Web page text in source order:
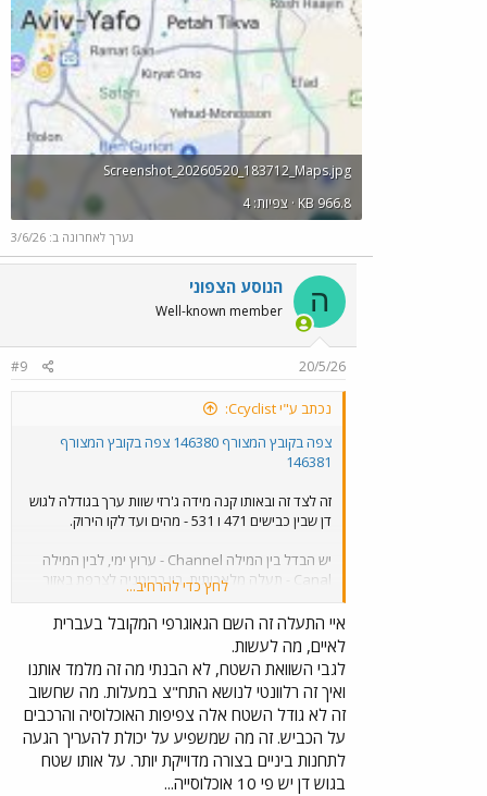
Screenshot_20260520_183712_Maps.jpg
KB 966.8 · צפיות: 4
נערך לאחרונה ב: 3/6/26
ה הנוסע הצפוני
Well-known member
20/5/26
#9
נכתב ע"י Ccyclist:
צפה בקובץ המצורף 146380
צפה בקובץ המצורף
146381
זה לצד זה ובאותו קנה מידה ג'רזי שוות ערך בגודלה לגוש
דן שבין כבישים 471 ו 531 - מהים ועד לקו הירוק.
יש הבדל בין המילה Channel - ערוץ ימי, לבין המילה
Canal - תעלה מלאכותית. בין בריטניה לצרפת באזור
לא.
לאיים יש תעשיית תיירות ולכן חלק חשוב בשילוט זה
הנגשת הרשת לנוסעים שלא מכירים את הקווים. בתחנות
אליהן הגעתי באיים היתה גם מפת רשת של האי כולו.
לחץ כדי להרחיב...
איי התעלה זה השם הגאוגרפי המקובל בעברית
לאיים, מה לעשות.
לגבי השוואת השטח, לא הבנתי מה זה מלמד אותנו
ואיך זה רלוונטי לנושא התח"צ במעלות. מה שחשוב
זה לא גודל השטח אלה צפיפות האוכלוסיה והרכבים
על הכביש. זה מה שמשפיע על יכולת להעריך הגעה
לתחנות ביניים בצורה מדוייקת יותר. על אותו שטח
בגוש דן יש פי 10 אוכלוסייה...